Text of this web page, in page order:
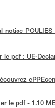
notice-
le pdf : UE-
le pdf - 1.10